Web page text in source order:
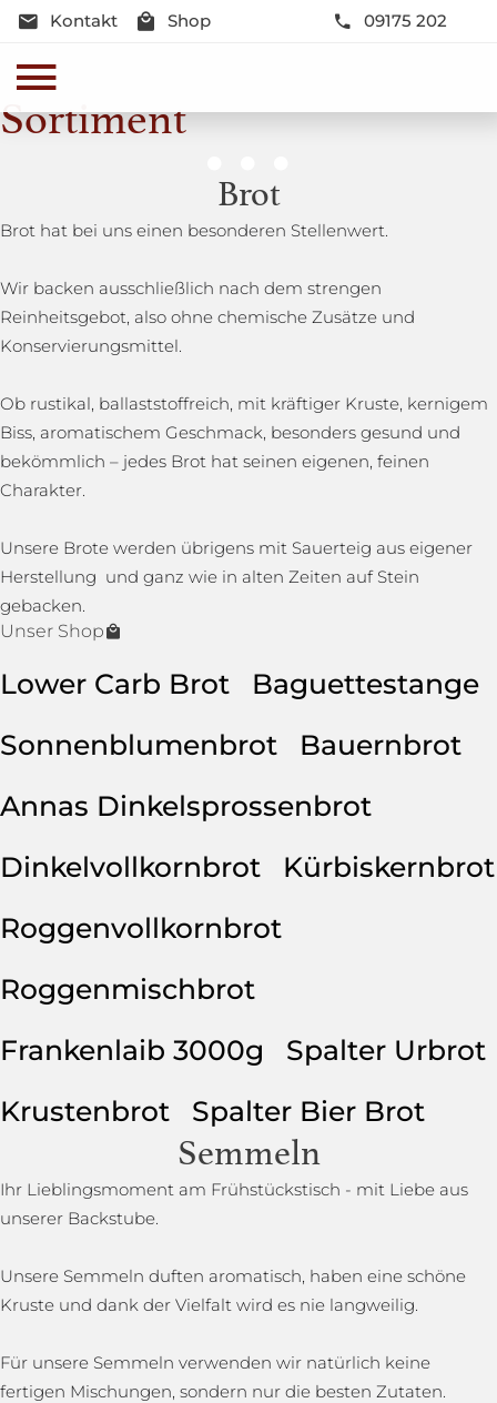
Kontakt Shop 09175 202
Sortiment
Genussmomente
Herzhaft oder süß - Beste Qualität und Frische sind
Brot
Brot hat bei uns einen besonderen Stellenwert.
Wir backen ausschließlich nach dem strengen
Reinheitsgebot, also ohne chemische Zusätze und
Konservierungsmittel.
Ob rustikal, ballaststoffreich, mit kräftiger Kruste, kernigem
Biss, aromatischem Geschmack, besonders gesund und
bekömmlich – jedes Brot hat seinen eigenen, feinen
Charakter.
Unsere Brote werden übrigens mit Sauerteig aus eigener
Herstellung und ganz wie in alten Zeiten auf Stein
gebacken.
Unser Shop
Lower Carb Brot
Baguettestange
Sonnenblumenbrot
Bauernbrot
Annas Dinkelsprossenbrot
Dinkelvollkornbrot
Kürbiskernbrot
Roggenvollkornbrot
Roggenmischbrot
Frankenlaib 3000g
Spalter Urbrot
Krustenbrot
Spalter Bier Brot
Semmeln
Ihr Lieblingsmoment am Frühstückstisch - mit Liebe aus
unserer Backstube.
Unsere Semmeln duften aromatisch, haben eine schöne
Kruste und dank der Vielfalt wird es nie langweilig.
Für unsere Semmeln verwenden wir natürlich keine
fertigen Mischungen, sondern nur die besten Zutaten.